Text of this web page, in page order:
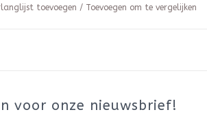
toevoegen / Toevoegen om te vergelijken
voor onze nieuwsbrief!